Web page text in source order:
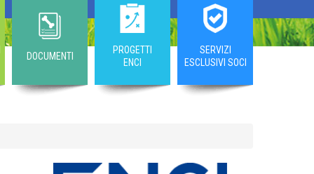
DOCUMENTI
PROGETTI
ENCI
SERVIZI
ESCLUSIVI SOCI